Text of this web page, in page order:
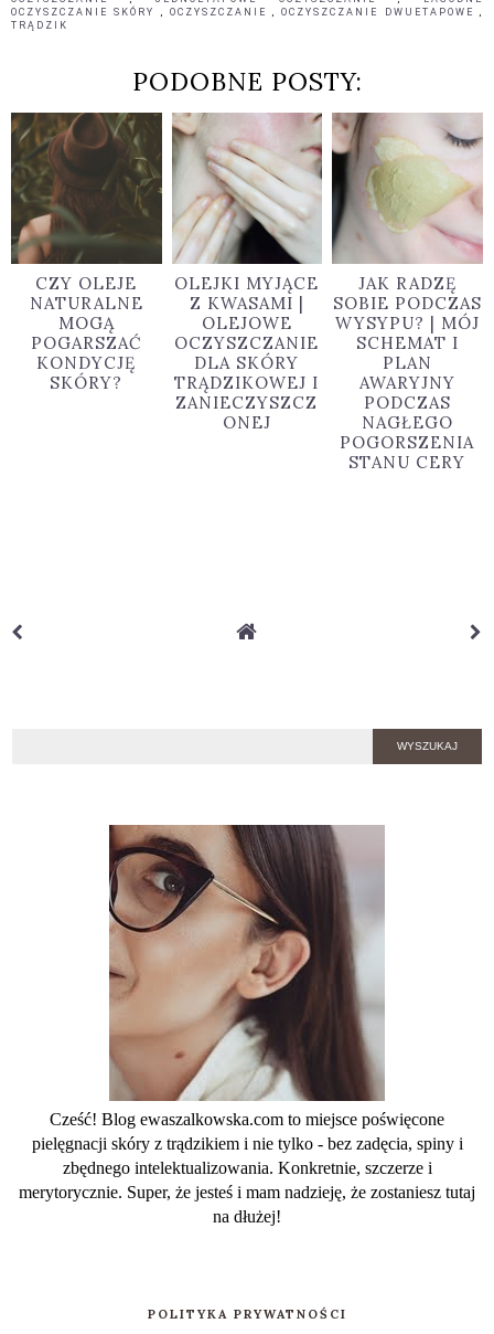
OCZYSZCZANIE SKÓRY , OCZYSZCZANIE,OCZYSZCZANIE DWUETAPOWE,
TRĄDZIK
PODOBNE POSTY:
CZY OLEJE
NATURALNE
MOGĄ
POGARSZAĆ
KONDYCJĘ
SKÓRY?
OLEJKI MYJĄCE
Z KWASAMI |
OLEJOWE
OCZYSZCZANIE
DLA SKÓRY
TRĄDZIKOWEJ I
ZANIECZYSZCZ
ONEJ
JAK RADZĘ
SOBIE PODCZAS
WYSYPU? | MÓJ
SCHEMAT I
PLAN
AWARYJNY
PODCZAS
NAGŁEGO
POGORSZENIA
STANU CERY
Cześć! Blog ewaszalkowska.com to miejsce poświęcone
pielęgnacji skóry z trądzikiem i nie tylko - bez zadęcia, spiny i
zbędnego intelektualizowania. Konkretnie, szczerze i
merytorycznie. Super, że jesteś i mam nadzieję, że zostaniesz tutaj
na dłużej!
POLITYKA PRYWATNOŚCI